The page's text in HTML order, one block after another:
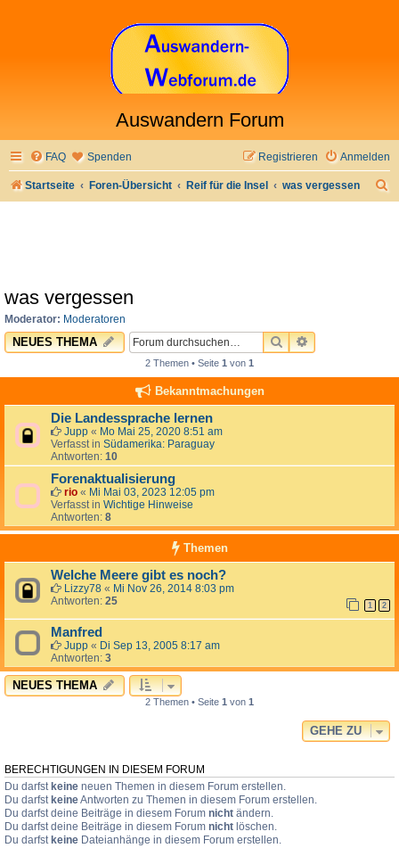
Auswandern Forum
FAQ Spenden Anmelden
Registrieren
Startseite Foren-Übersicht Reif für die Insel was vergessen
was vergessen
Moderator: Moderatoren
NEUES THEMA SUCHEERWEITERTE
2 Themen • Seite 1 von 1
Bekanntmachungen
Die Landessprache lernen
Jupp « Mo Mai 25, 2020 8:51 am
Verfasst in Südamerika: Paraguay
Antworten: 10
Forenaktualisierung
rio « Mi Mai 03, 2023 12:05 pm
Verfasst in Wichtige Hinweise
Antworten: 8
Themen
Welche Meere gibt es noch?
Lizzy78 « Mi Nov 26, 2014 8:03 pm
Antworten: 25 1 2
Manfred
Jupp « Di Sep 13, 2005 8:17 am
Antworten: 3
NEUES THEMA
2 Themen • Seite 1 von 1
GEHE ZU
BERECHTIGUNGEN IN DIESEM FORUM
Du darfst keine neuen Themen in diesem Forum erstellen.
Du darfst keineAntworten zu Themen in diesem Forum erstellen.
Du darfst deine Beiträge in diesem Forum nicht ändern.
Du darfst deine Beiträge in diesem Forum nicht löschen.
Du darfst keine Dateianhänge in diesem Forum erstellen.